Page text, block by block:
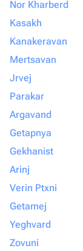
Nor Kharberd
Kasakh
Kanakeravan
Mertsavan
Jrvej
Parakar
Argavand
Getapnya
Gekhanist
Arinj
Verin Ptxni
Getamej
Yeghvard
Zovuni